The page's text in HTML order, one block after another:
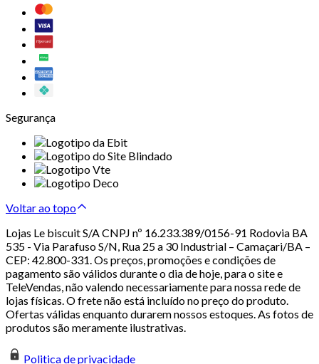
Segurança
Voltar ao topo
Lojas Le biscuit S/A CNPJ nº 16.233.389/0156-91 Rodovia BA
535 - Via Parafuso S/N, Rua 25 a 30 Industrial – Camaçari/BA –
CEP: 42.800-331. Os preços, promoções e condições de
pagamento são válidos durante o dia de hoje, para o site e
TeleVendas, não valendo necessariamente para nossa rede de
lojas físicas. O frete não está incluído no preço do produto.
Ofertas válidas enquanto durarem nossos estoques. As fotos de
produtos são meramente ilustrativas.
Politica de privacidade